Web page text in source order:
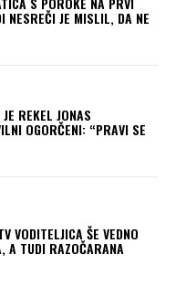
NESREČI JE MISLIL, DA NE
REKEL JONAS
OGORČENI: “PRAVI SE
VODITELJICA ŠE VEDNO
A TUDI RAZOČARANA